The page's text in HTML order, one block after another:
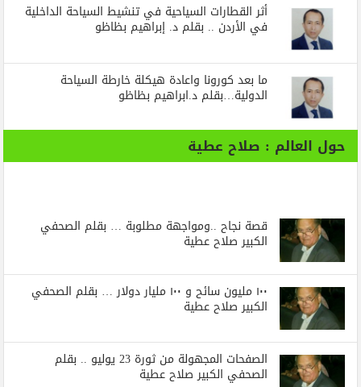
أثر القطارات السياحية في تنشيط السياحة الداخلية
في الأردن .. بقلم د. إبراهيم بظاظو
ما بعد كورونا واعادة هيكلة خارطة السياحة
الدولية…بقلم د.ابراهيم بظاظو
حول العالم : صلاح عطية
قصة نجاح ..ومواجهة مطلوبة … بقلم الصحفي
الكبير صلاح عطية
١٠٠ مليون سائح و ١٠٠ مليار دولار … بقلم الصحفي
الكبير صلاح عطية
الصفحات المجهولة من ثورة 23 يوليو .. بقلم
الصحفي الكبير صلاح عطية